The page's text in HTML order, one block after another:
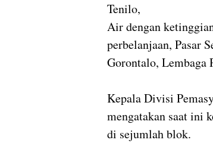
Tenilo,
Air dengan
perbelanjaan, Pasar
Gorontalo, Lembaga
Kepala Divisi
mengatakan saat ini
di sejumlah blok.